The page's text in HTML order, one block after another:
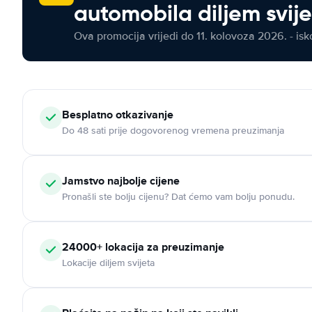
automobila diljem
Ova promocija vrijedi do 11. kolovoza 2026. -
Besplatno otkazivanje
Do 48 sati prije dogovorenog vremena preuzimanja
Jamstvo najbolje cijene
Pronašli ste bolju cijenu? Dat ćemo vam bolju ponudu.
24000+ lokacija za preuzimanje
Lokacije diljem svijeta